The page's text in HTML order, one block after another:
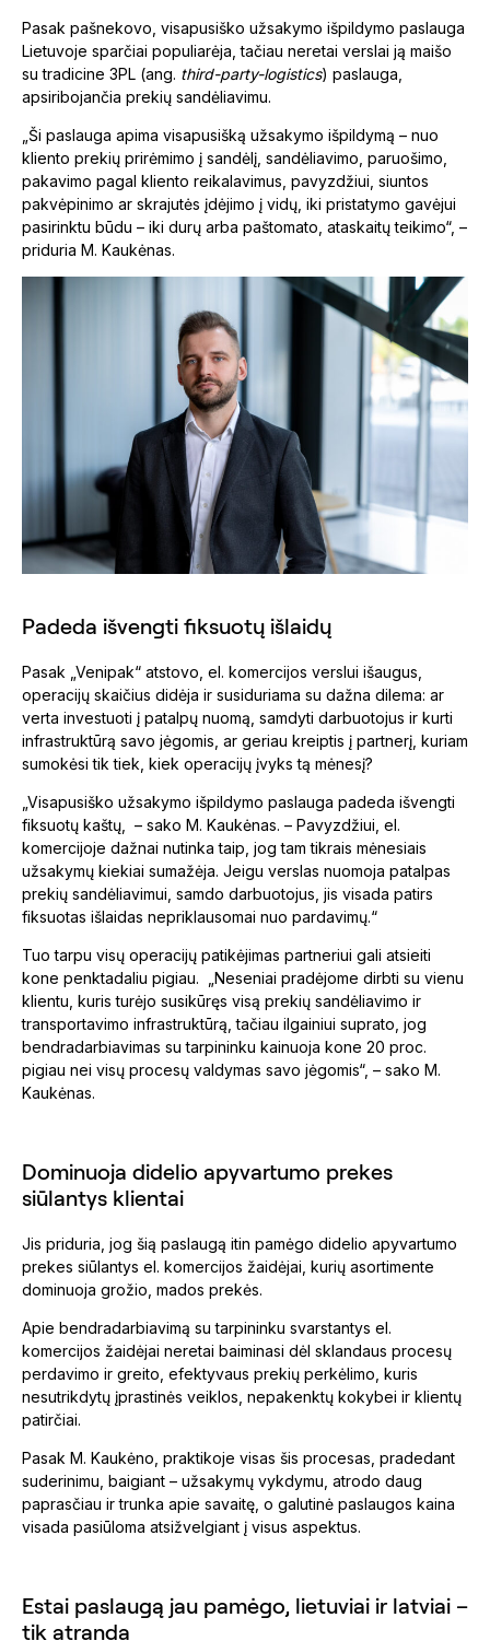
Pasak pašnekovo, visapusiško užsakymo išpildymo paslauga
Lietuvoje sparčiai populiarėja, tačiau neretai verslai ją maišo
su tradicine 3PL (ang. third-party-logistics) paslauga,
apsiribojančia prekių sandėliavimu.
„Ši paslauga apima visapusišką užsakymo išpildymą – nuo
kliento prekių prirėmimo į sandėlį, sandėliavimo, paruošimo,
pakavimo pagal kliento reikalavimus, pavyzdžiui, siuntos
pakvėpinimo ar skrajutės įdėjimo į vidų, iki pristatymo gavėjui
pasirinktu būdu – iki durų arba paštomato, ataskaitų teikimo“, –
priduria M. Kaukėnas.
Padeda išvengti fiksuotų išlaidų
Pasak „Venipak“ atstovo, el. komercijos verslui išaugus,
operacijų skaičius didėja ir susiduriama su dažna dilema: ar
verta investuoti į patalpų nuomą, samdyti darbuotojus ir kurti
infrastruktūrą savo jėgomis, ar geriau kreiptis į partnerį, kuriam
sumokėsi tik tiek, kiek operacijų įvyks tą mėnesį?
„Visapusiško užsakymo išpildymo paslauga padeda išvengti
fiksuotų kaštų, – sako M. Kaukėnas. – Pavyzdžiui, el.
komercijoje dažnai nutinka taip, jog tam tikrais mėnesiais
užsakymų kiekiai sumažėja. Jeigu verslas nuomoja patalpas
prekių sandėliavimui, samdo darbuotojus, jis visada patirs
fiksuotas išlaidas nepriklausomai nuo pardavimų.“
Tuo tarpu visų operacijų patikėjimas partneriui gali atsieiti
kone penktadaliu pigiau. „Neseniai pradėjome dirbti su vienu
klientu, kuris turėjo susikūręs visą prekių sandėliavimo ir
transportavimo infrastruktūrą, tačiau ilgainiui suprato, jog
bendradarbiavimas su tarpininku kainuoja kone 20 proc.
pigiau nei visų procesų valdymas savo jėgomis“, – sako M.
Kaukėnas.
Dominuoja didelio apyvartumo prekes
siūlantys klientai
Jis priduria, jog šią paslaugą itin pamėgo didelio apyvartumo
prekes siūlantys el. komercijos žaidėjai, kurių asortimente
dominuoja grožio, mados prekės.
Apie bendradarbiavimą su tarpininku svarstantys el.
komercijos žaidėjai neretai baiminasi dėl sklandaus procesų
perdavimo ir greito, efektyvaus prekių perkėlimo, kuris
nesutrikdytų įprastinės veiklos, nepakenktų kokybei ir klientų
patirčiai.
Pasak M. Kaukėno, praktikoje visas šis procesas, pradedant
suderinimu, baigiant – užsakymų vykdymu, atrodo daug
paprasčiau ir trunka apie savaitę, o galutinė paslaugos kaina
visada pasiūloma atsižvelgiant į visus aspektus.
Estai paslaugą jau pamėgo, lietuviai ir latviai –
tik atranda